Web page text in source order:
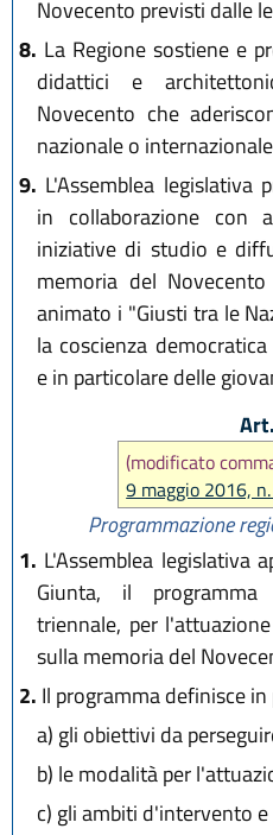
Novecento previsti dalle
8. La Regione sostiene e
didattici e
Novecento che
nazionale o
9. L'Assemblea legislativa
in collaborazione con
iniziative di studio e
memoria del
animato i "Giusti tra le
la coscienza
e in particolare delle
(modificato
9 maggio 2016,
Programmazione
1. L'Assemblea legislativa
Giunta, il
triennale, per
sulla memoria del
2. Il programma definisce
a) gli obiettivi da
b) le modalità per
c) gli ambiti d'intervento